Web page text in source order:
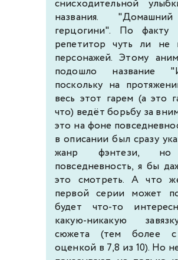
снисходительной
названия.
герцогини". По факту
репетитор чуть ли не
персонажей. Этому
подошло название
поскольку на
весь этот гарем (а это
что) ведёт борьбу за
это на фоне
в описании был сразу
жанр фэнтези,
повседневность, я бы
это смотреть. А что
первой серии может
будет что-то
какую-никакую
сюжета (тем более с
оценкой в 7,8 из 10). Но